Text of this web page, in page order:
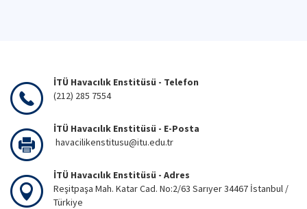
İTÜ Havacılık Enstitüsü - Telefon
(212) 285 7554
İTÜ Havacılık Enstitüsü - E-Posta
havacilikenstitusu@itu.edu.tr
İTÜ Havacılık Enstitüsü - Adres
Reşitpaşa Mah. Katar Cad. No:2/63 Sarıyer 34467 İstanbul /
Türkiye